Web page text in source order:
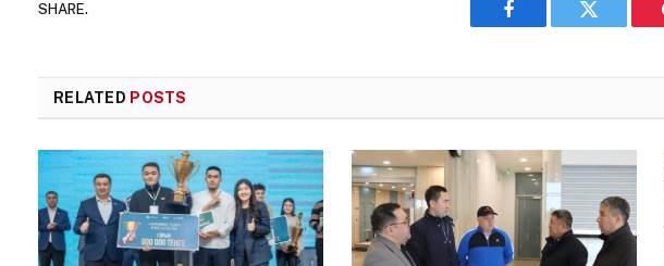
SHARE.
Facebook Twitter
RELATED POSTS